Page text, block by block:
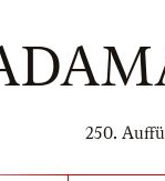
250.